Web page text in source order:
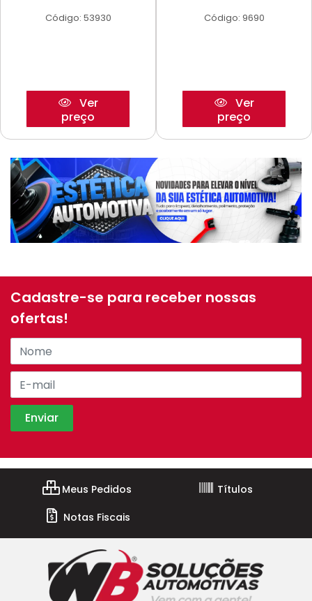
Código: 53930
Ver
preço
Código: 9690
Ver
preço
Cadastre-se para receber nossas
ofertas!
Meus Pedidos
Títulos
Notas Fiscais